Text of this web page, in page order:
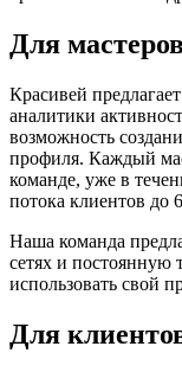
Для
Красивей
аналитики
возможность
профиля. Каждый
команде, уже в
потока клиентов до
Наша команда
сетях и постоянную
использовать свой
Для